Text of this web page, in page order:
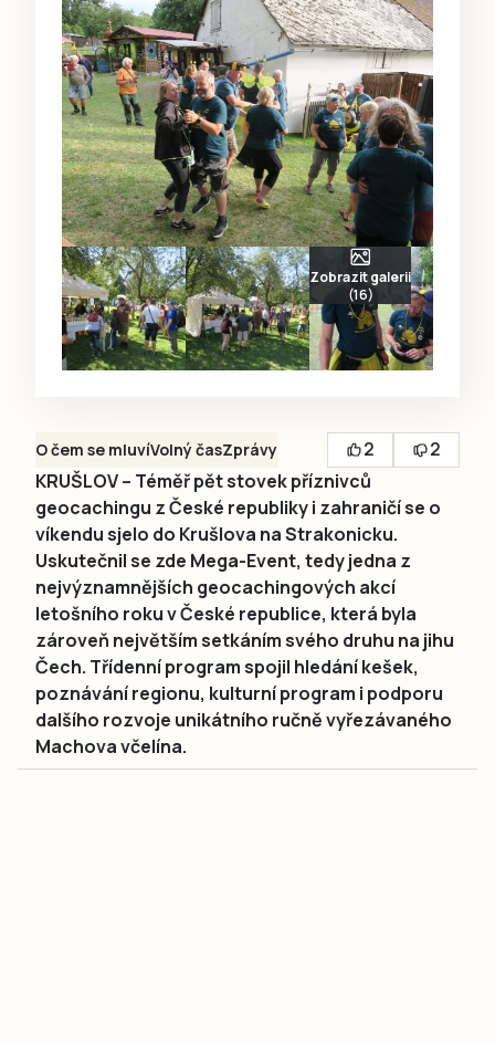
Zobrazit galerii
(16)
O čem se mluvíVolný časZprávy 2
2
KRUŠLOV – Téměř pět stovek příznivců
geocachingu z České republiky i zahraničí se o
víkendu sjelo do Krušlova na Strakonicku.
Uskutečnil se zde Mega-Event, tedy jedna z
nejvýznamnějších geocachingových akcí
letošního roku v České republice, která byla
zároveň největším setkáním svého druhu na jihu
Čech. Třídenní program spojil hledání kešek,
poznávání regionu, kulturní program i podporu
dalšího rozvoje unikátního ručně vyřezávaného
Machova včelína.